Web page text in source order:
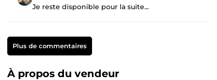
Je reste disponible pour la suite...
Plus de commentaires
À propos du vendeur